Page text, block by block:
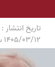
تاریخ انتشار :
1405/03/12 ساعت 21:12